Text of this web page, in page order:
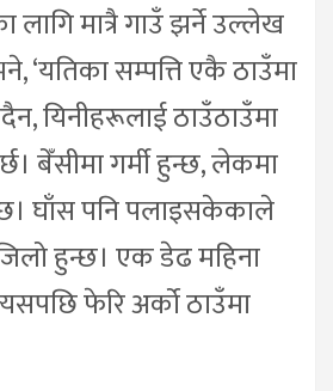
मात्रै गाउँ झर्ने उल्लेख
‘यतिका सम्पत्ति एकै ठाउँमा
यिनीहरूलाई ठाउँठाउँमा
बेँसीमा गर्मी हुन्छ, लेकमा
घाँस पनि पलाइसकेकाले
हुन्छ। एक डेढ महिना
फेरि अर्को ठाउँमा